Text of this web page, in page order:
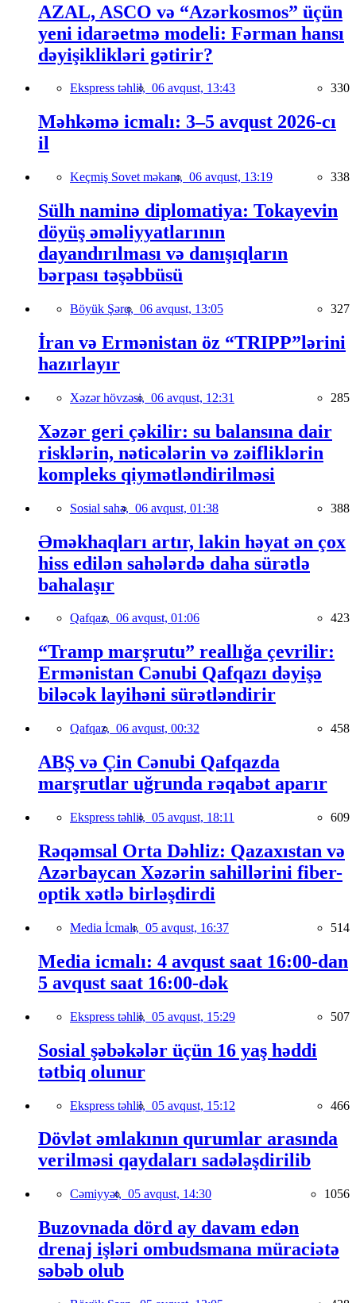
AZAL, ASCO və “Azərkosmos” üçün
yeni idarəetmə modeli: Fərman hansı
dəyişiklikləri gətirir?
Ekspress təhlil, 06 avqust, 13:43 330
Məhkəmə icmalı: 3–5 avqust 2026-cı
il
Keçmiş Sovet məkanı, 06 avqust, 13:19 338
Sülh naminə diplomatiya: Tokayevin
döyüş əməliyyatlarının
dayandırılması və danışıqların
bərpası təşəbbüsü
Böyük Şərq, 06 avqust, 13:05 327
İran və Ermənistan öz “TRIPP”lərini
hazırlayır
Xəzər hövzəsi, 06 avqust, 12:31 285
Xəzər geri çəkilir: su balansına dair
risklərin, nəticələrin və zəifliklərin
kompleks qiymətləndirilməsi
Sosial sahə, 06 avqust, 01:38 388
Əməkhaqları artır, lakin həyat ən çox
hiss edilən sahələrdə daha sürətlə
bahalaşır
Qafqaz, 06 avqust, 01:06 423
“Tramp marşrutu” reallığa çevrilir:
Ermənistan Cənubi Qafqazı dəyişə
biləcək layihəni sürətləndirir
Qafqaz, 06 avqust, 00:32 458
ABŞ və Çin Cənubi Qafqazda
marşrutlar uğrunda rəqabət aparır
Ekspress təhlil, 05 avqust, 18:11 609
Rəqəmsal Orta Dəhliz: Qazaxıstan və
Azərbaycan Xəzərin sahillərini fiber-
optik xətlə birləşdirdi
Media İcmalı, 05 avqust, 16:37 514
Media icmalı: 4 avqust saat 16:00-dan
5 avqust saat 16:00-dək
Ekspress təhlil, 05 avqust, 15:29 507
Sosial şəbəkələr üçün 16 yaş həddi
tətbiq olunur
Ekspress təhlil, 05 avqust, 15:12 466
Dövlət əmlakının qurumlar arasında
verilməsi qaydaları sadələşdirilib
Cəmiyyət, 05 avqust, 14:30 1056
Buzovnada dörd ay davam edən
drenaj işləri ombudsmana müraciətə
səbəb olub